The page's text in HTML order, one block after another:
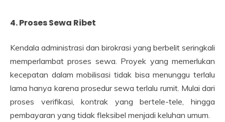
4. Proses Sewa Ribet
Kendala administrasi dan birokrasi yang berbelit seringkali
memperlambat proses sewa. Proyek yang memerlukan
kecepatan dalam mobilisasi tidak bisa menunggu terlalu
lama hanya karena prosedur sewa terlalu rumit. Mulai dari
proses verifikasi, kontrak yang bertele-tele, hingga
pembayaran yang tidak fleksibel menjadi keluhan umum.